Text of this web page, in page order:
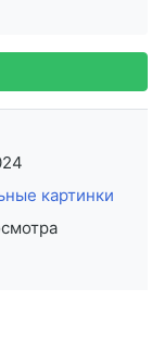
картинки